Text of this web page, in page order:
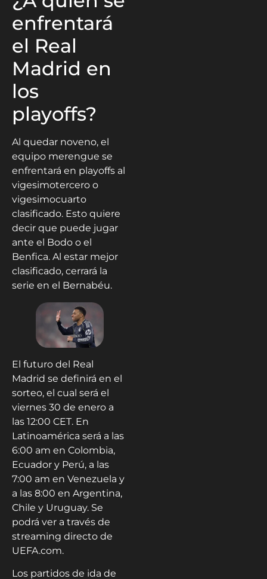
enfrentará
el Real
Madrid en
los
playoffs?
Al quedar noveno, el
equipo merengue se
enfrentará en playoffs al
vigesimotercero o
vigesimocuarto
clasificado. Esto quiere
decir que puede jugar
ante el Bodo o el
Benfica. Al estar mejor
clasificado, cerrará la
serie en el Bernabéu.
El futuro del Real
Madrid se definirá en el
sorteo, el cual será el
viernes 30 de enero a
las 12:00 CET. En
Latinoamérica será a las
6:00 am en Colombia,
Ecuador y Perú, a las
7:00 am en Venezuela y
a las 8:00 en Argentina,
Chile y Uruguay. Se
podrá ver a través de
streaming directo de
UEFA.com.
Los partidos de ida de